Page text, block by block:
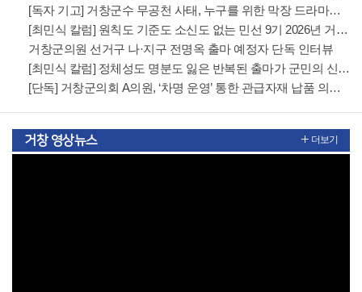
[독자 기고] 거창군수 무공천 사태, 누구를 위한 막장 드라마인가?
[최민식 칼럼] 원칙도 기준도 소신도 없는 민선 9기 2026년 거창군청 하반기 정기인사
거창군의원 선거구 나·지구 전명옥 출마 예정자 단독 인터뷰
[최민식 칼럼] 정체성도 명분도 잃은 반복된 출마가 군민의 신뢰를 얻을수 있겠는가?
[단독] 거창군의회 A의원, ‘차명 운영’ 통한 관급자재 납품 의혹 파문
거창 영상뉴스 더보기